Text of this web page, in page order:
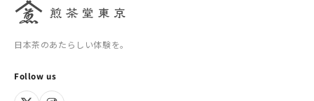
日本茶のあたらしい体験を。
Follow us